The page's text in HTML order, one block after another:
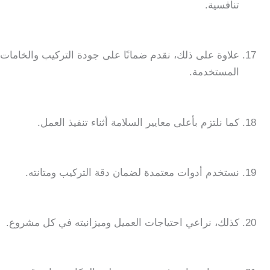
تنافسية.
علاوة على ذلك، نقدم ضمانًا على جودة التركيب والخامات
المستخدمة.
كما نلتزم بأعلى معايير السلامة أثناء تنفيذ العمل.
نستخدم أدوات معتمدة لضمان دقة التركيب ومتانته.
كذلك، نراعي احتياجات العميل وميزانيته في كل مشروع.